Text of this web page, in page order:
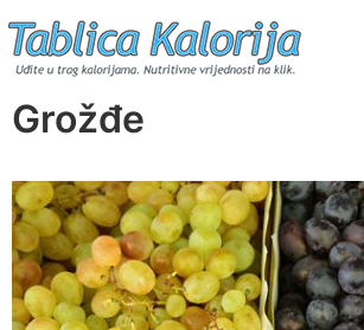
to
content
Tablica Kalorija
Grožđe